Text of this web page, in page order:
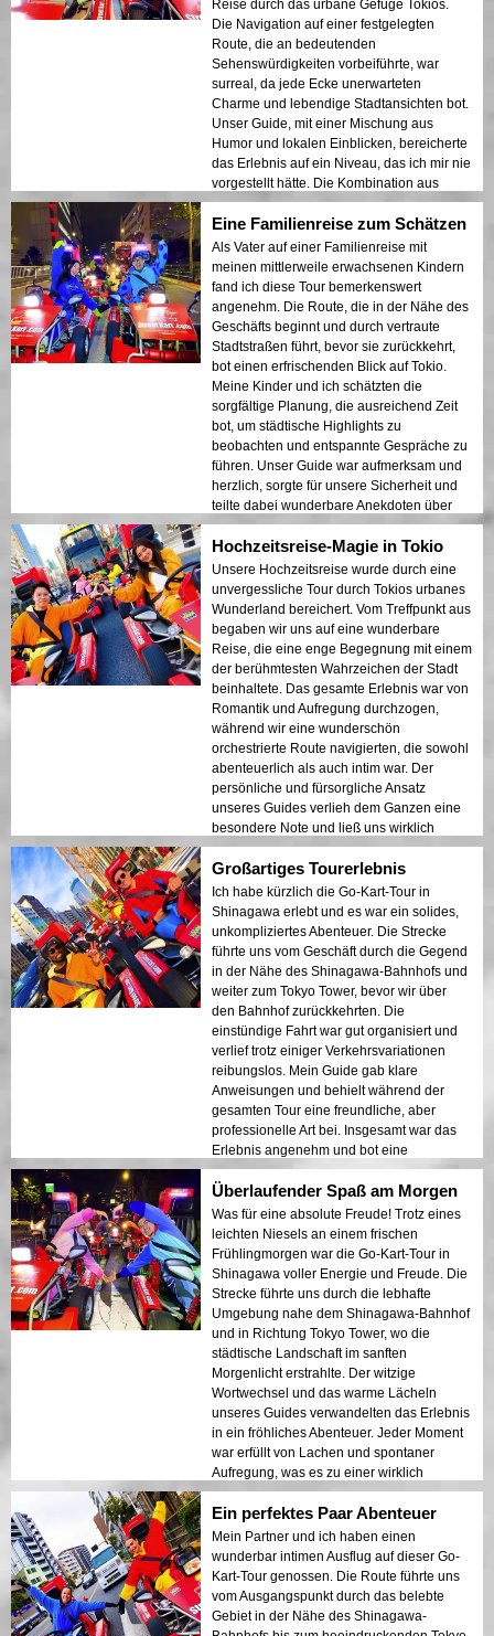
Reise durch das urbane Gefüge Tokios.
Die Navigation auf einer festgelegten
Route, die an bedeutenden
Sehenswürdigkeiten vorbeiführte, war
surreal, da jede Ecke unerwarteten
Charme und lebendige Stadtansichten bot.
Unser Guide, mit einer Mischung aus
Humor und lokalen Einblicken, bereicherte
das Erlebnis auf ein Niveau, das ich mir nie
vorgestellt hätte. Die Kombination aus
strukturierter Planung und spontanen
Momenten schuf Erinnerungen, die fast zu
unglaublich erscheinen, um real zu sein.
Eine Familienreise zum Schätzen
Als Vater auf einer Familienreise mit
meinen mittlerweile erwachsenen Kindern
fand ich diese Tour bemerkenswert
angenehm. Die Route, die in der Nähe des
Geschäfts beginnt und durch vertraute
Stadtstraßen führt, bevor sie zurückkehrt,
bot einen erfrischenden Blick auf Tokio.
Meine Kinder und ich schätzten die
sorgfältige Planung, die ausreichend Zeit
bot, um städtische Highlights zu
beobachten und entspannte Gespräche zu
führen. Unser Guide war aufmerksam und
herzlich, sorgte für unsere Sicherheit und
teilte dabei wunderbare Anekdoten über
die Stadt. Diese Erfahrung werde ich immer
in Ehren halten und Familien empfehlen,
die gemeinsame Zeit von hoher Qualität
suchen.
Hochzeitsreise-Magie in Tokio
Unsere Hochzeitsreise wurde durch eine
unvergessliche Tour durch Tokios urbanes
Wunderland bereichert. Vom Treffpunkt aus
begaben wir uns auf eine wunderbare
Reise, die eine enge Begegnung mit einem
der berühmtesten Wahrzeichen der Stadt
beinhaltete. Das gesamte Erlebnis war von
Romantik und Aufregung durchzogen,
während wir eine wunderschön
orchestrierte Route navigierten, die sowohl
abenteuerlich als auch intim war. Der
persönliche und fürsorgliche Ansatz
unseres Guides verlieh dem Ganzen eine
besondere Note und ließ uns wirklich
gefeiert fühlen. Dieses einzigartige
Erlebnis ist zu einer der wertvollsten
Erinnerungen unserer Hochzeitsreise
geworden.
Großartiges Tourerlebnis
Ich habe kürzlich die Go-Kart-Tour in
Shinagawa erlebt und es war ein solides,
unkompliziertes Abenteuer. Die Strecke
führte uns vom Geschäft durch die Gegend
in der Nähe des Shinagawa-Bahnhofs und
weiter zum Tokyo Tower, bevor wir über
den Bahnhof zurückkehrten. Die
einstündige Fahrt war gut organisiert und
verlief trotz einiger Verkehrsvariationen
reibungslos. Mein Guide gab klare
Anweisungen und behielt während der
gesamten Tour eine freundliche, aber
professionelle Art bei. Insgesamt war das
Erlebnis angenehm und bot eine
erfrischende Möglichkeit, eine andere Seite
von Tokio zu sehen. Es ist ein zuverlässiger
und unterhaltsamer Ausflug für alle, die die
Stadt auf eine einzigartige Weise erkunden
möchten.
Überlaufender Spaß am Morgen
Was für eine absolute Freude! Trotz eines
leichten Niesels an einem frischen
Frühlingmorgen war die Go-Kart-Tour in
Shinagawa voller Energie und Freude. Die
Strecke führte uns durch die lebhafte
Umgebung nahe dem Shinagawa-Bahnhof
und in Richtung Tokyo Tower, wo die
städtische Landschaft im sanften
Morgenlicht erstrahlte. Der witzige
Wortwechsel und das warme Lächeln
unseres Guides verwandelten das Erlebnis
in ein fröhliches Abenteuer. Jeder Moment
war erfüllt von Lachen und spontaner
Aufregung, was es zu einer wirklich
unvergesslichen Möglichkeit machte, Tokio
auf eine frische, belebende Art zu
erkunden.
Ein perfektes Paar Abenteuer
Mein Partner und ich haben einen
wunderbar intimen Ausflug auf dieser Go-
Kart-Tour genossen. Die Route führte uns
vom Ausgangspunkt durch das belebte
Gebiet in der Nähe des Shinagawa-